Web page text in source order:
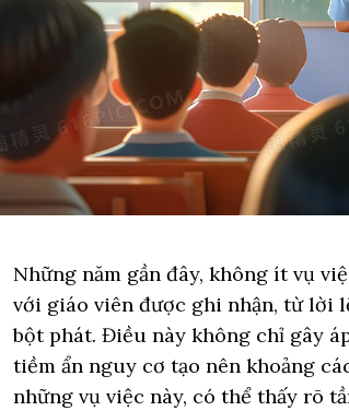
Những năm gần đây, không ít vụ
với giáo viên được ghi nhận, từ lời
bột phát. Điều này không chỉ gây
tiềm ẩn nguy cơ tạo nên khoảng
những vụ việc này, có thể thấy rõ